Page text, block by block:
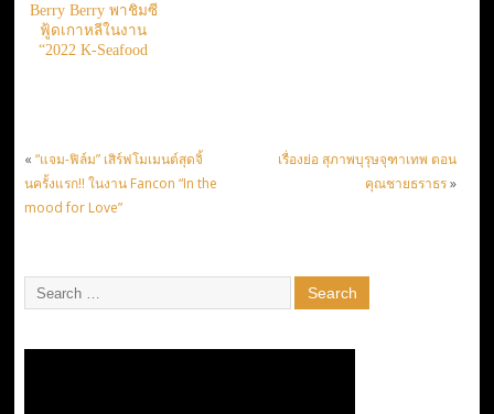
Berry Berry พาชิมซี
ฟู้ดเกาหลีในงาน
“2022 K-Seafood
« “แจม-ฟิล์ม” เสิร์ฟโมเมนต์สุดจิ้
นครั้งแรก!! ในงาน Fancon “In the
mood for Love”
เรื่องย่อ​ สุภาพบุรุษจุฑาเทพ ตอน
คุณชายธราธร»